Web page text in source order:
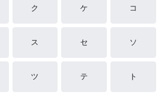
ク ケ コ
ス セ ソ
ツ テ ト